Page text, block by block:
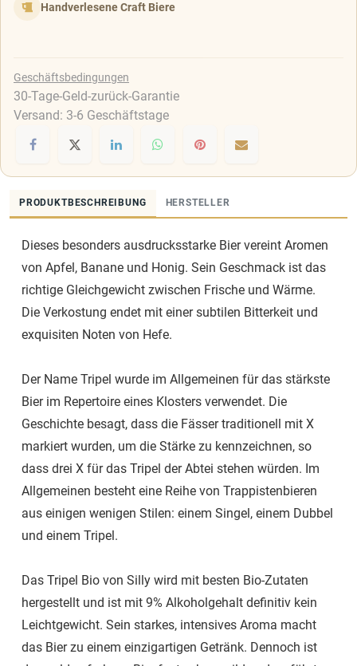
Handverlesene Craft Biere
Geschäftsbedingungen
30-Tage-Geld-zurück-Garantie
Versand: 3-6 Geschäftstage
PRODUKTBESCHREIBUNG HERSTELLER
Dieses besonders ausdrucksstarke Bier vereint Aromen
von Apfel, Banane und Honig. Sein Geschmack ist das
richtige Gleichgewicht zwischen Frische und Wärme.
Die Verkostung endet mit einer subtilen Bitterkeit und
exquisiten Noten von Hefe.
Der Name Tripel wurde im Allgemeinen für das stärkste
Bier im Repertoire eines Klosters verwendet. Die
Geschichte besagt, dass die Fässer traditionell mit X
markiert wurden, um die Stärke zu kennzeichnen, so
dass drei X für das Tripel der Abtei stehen würden. Im
Allgemeinen besteht eine Reihe von Trappistenbieren
aus einigen wenigen Stilen: einem Singel, einem Dubbel
und einem Tripel.
Das Tripel Bio von Silly wird mit besten Bio-Zutaten
hergestellt und ist mit 9% Alkoholgehalt definitiv kein
Leichtgewicht. Sein starkes, intensives Aroma macht
das Bier zu einem einzigartigen Getränk. Dennoch ist